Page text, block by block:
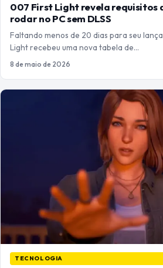
007 First Light revela requisitos
rodar no PC sem DLSS
Faltando menos de 20 dias para seu
Light recebeu uma nova tabela de…
8 de maio de 2026
TECNOLOGIA